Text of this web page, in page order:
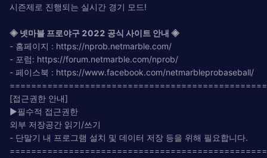
시즌제로 진행되는 실시간 경기 모드!
◈ 넷마블 프로야구 2022 공식 사이트 안내 ◈
- 홈페이지 : https://nprob.netmarble.com/
- 포럼: https://forum.netmarble.com/nprob/
- 페이스북 : https://www.facebook.com/netmarbleprobaseball/
[접근권한 안내]
▶필수적 접근권한
외부 저장공간 읽기/쓰기
- 단말기 내 프로그램 설치 및 데이터 저장 등을 위해 필요합니다.